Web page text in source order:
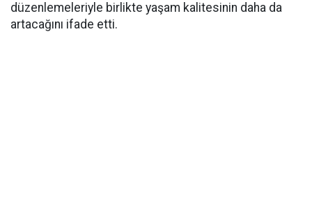
düzenlemeleriyle birlikte yaşam kalitesinin daha da
artacağını ifade etti.